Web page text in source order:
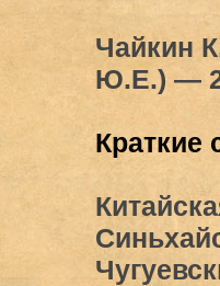
Чайкин
Ю.Е.) —
Краткие